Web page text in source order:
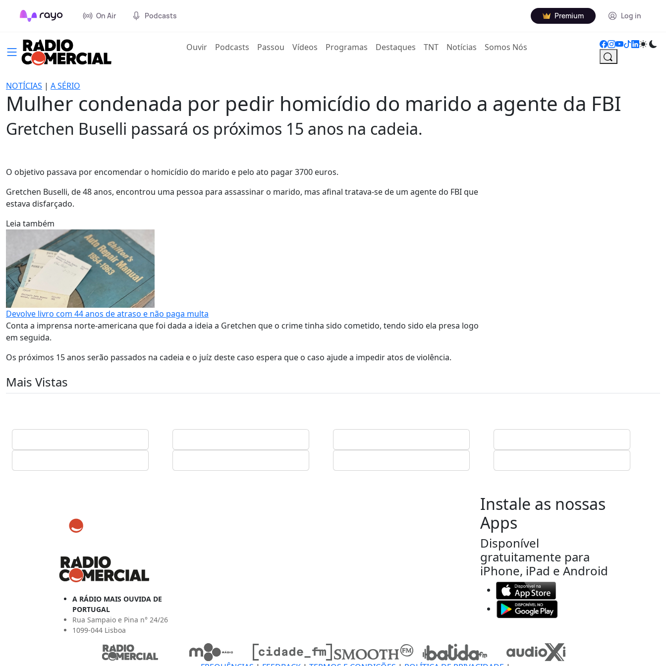
On Air Podcasts Premium Log in
Ouvir(current)
Podcasts Passou Vídeos Programas Destaques TNT Notícias Somos Nós
NOTÍCIAS | A SÉRIO
Mulher condenada por pedir homicídio do marido a agente da FBI
Gretchen Buselli passará os próximos 15 anos na cadeia.
O objetivo passava por encomendar o homicídio do marido e pelo ato pagar 3700 euros.
Gretchen Buselli, de 48 anos, encontrou uma pessoa para assassinar o marido, mas afinal tratava-se de um agente do FBI que
estava disfarçado.
Leia também
Devolve livro com 44 anos de atraso e não paga multa
Conta a imprensa norte-americana que foi dada a ideia a Gretchen que o crime tinha sido cometido, tendo sido ela presa logo
em seguida.
Os próximos 15 anos serão passados na cadeia e o juíz deste caso espera que o caso ajude a impedir atos de violência.
Mais Vistas
A RÁDIO MAIS OUVIDA DE
PORTUGAL
Rua Sampaio e Pina n° 24/26
1099-044 Lisboa
Instale as nossas
Apps
Disponível
gratuitamente para
iPhone, iPad e Android